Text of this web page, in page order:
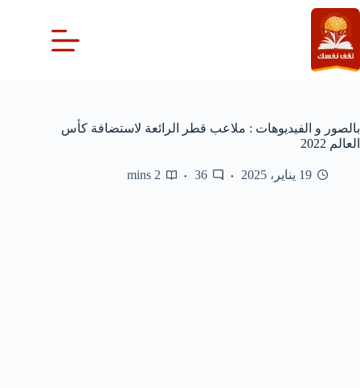
التجاوز
إلى
المحتوى
بالصور و الفيديوهات : ملاعب قطر الرائعة لاستضافة كأس
العالم 2022
19 يناير، 2025 36
2 mins